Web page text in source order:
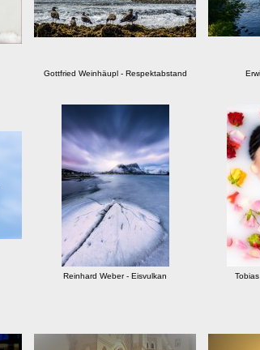
Gottfried Weinhäupl - Respektabstand
Reinhard Weber - Eisvulkan